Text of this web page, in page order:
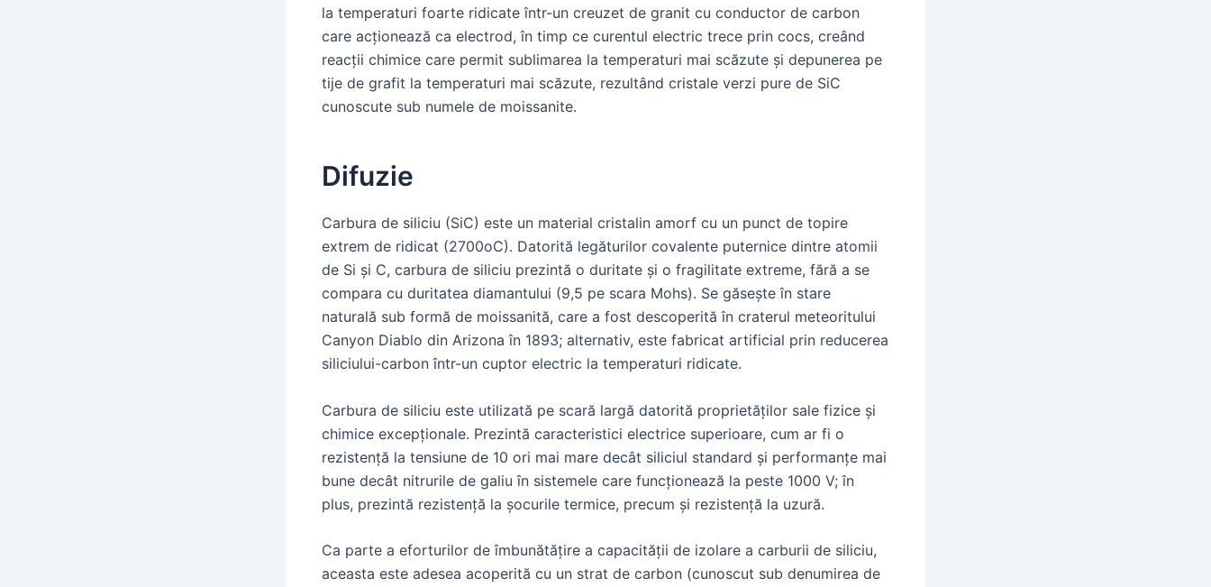
la temperaturi foarte ridicate într-un creuzet de granit cu conductor de carbon
care acționează ca electrod, în timp ce curentul electric trece prin cocs, creând
reacții chimice care permit sublimarea la temperaturi mai scăzute și depunerea pe
tije de grafit la temperaturi mai scăzute, rezultând cristale verzi pure de SiC
cunoscute sub numele de moissanite.
Difuzie
Carbura de siliciu (SiC) este un material cristalin amorf cu un punct de topire
extrem de ridicat (2700oC). Datorită legăturilor covalente puternice dintre atomii
de Si și C, carbura de siliciu prezintă o duritate și o fragilitate extreme, fără a se
compara cu duritatea diamantului (9,5 pe scara Mohs). Se găsește în stare
naturală sub formă de moissanită, care a fost descoperită în craterul meteoritului
Canyon Diablo din Arizona în 1893; alternativ, este fabricat artificial prin reducerea
siliciului-carbon într-un cuptor electric la temperaturi ridicate.
Carbura de siliciu este utilizată pe scară largă datorită proprietăților sale fizice și
chimice excepționale. Prezintă caracteristici electrice superioare, cum ar fi o
rezistență la tensiune de 10 ori mai mare decât siliciul standard și performanțe mai
bune decât nitrurile de galiu în sistemele care funcționează la peste 1000 V; în
plus, prezintă rezistență la șocurile termice, precum și rezistență la uzură.
Ca parte a eforturilor de îmbunătățire a capacității de izolare a carburii de siliciu,
aceasta este adesea acoperită cu un strat de carbon (cunoscut sub denumirea de